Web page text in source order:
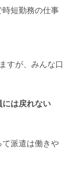
短勤務の仕事
すが、みんな口
には戻れない
て派遣は働きや